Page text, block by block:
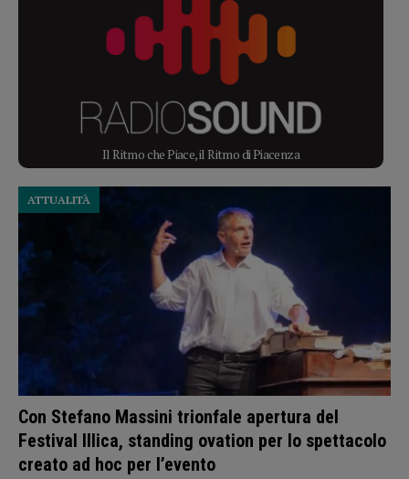
Il Ritmo che Piace, il Ritmo di Piacenza
Con Stefano Massini trionfale apertura del
Festival Illica, standing ovation per lo spettacolo
creato ad hoc per l’evento
ATTUALITÀ